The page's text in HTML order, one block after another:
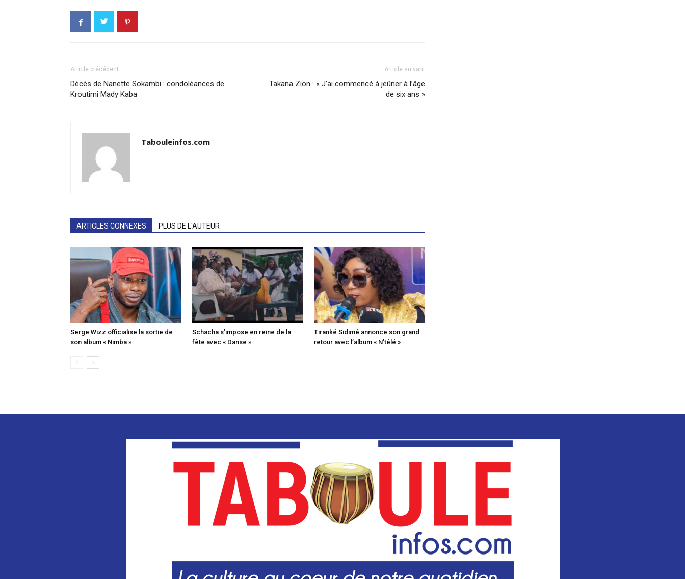
Article précédent
Décès de Nanette Sokambi : condoléances de
Kroutimi Mady Kaba
Article suivant
Takana Zion : « J’ai commencé à jeûner à l’âge
de six ans »
Tabouleinfos.com
ARTICLES CONNEXES PLUS DE L'AUTEUR
Serge Wizz officialise la sortie de
son album « Nimba »
Schacha s’impose en reine de la
fête avec « Danse »
Tiranké Sidimé annonce son grand
retour avec l’album « N’télé »